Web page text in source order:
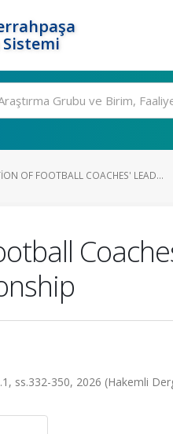
OF FOOTBALL COACHES' LEAD...
ss.332-350, 2026 (Hakemli